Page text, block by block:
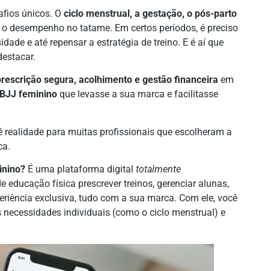
únicos. O ciclo menstrual, a gestação, o pós-parto
desempenho no tatame. Em certos períodos, é preciso
e até repensar a estratégia de treino. E é aí que
segura, acolhimento e gestão financeira em
feminino que levasse a sua marca e facilitasse
para muitas profissionais que escolheram a
É uma plataforma digital totalmente
educação física prescrever treinos, gerenciar alunas,
exclusiva, tudo com a sua marca. Com ele, você
individuais (como o ciclo menstrual) e